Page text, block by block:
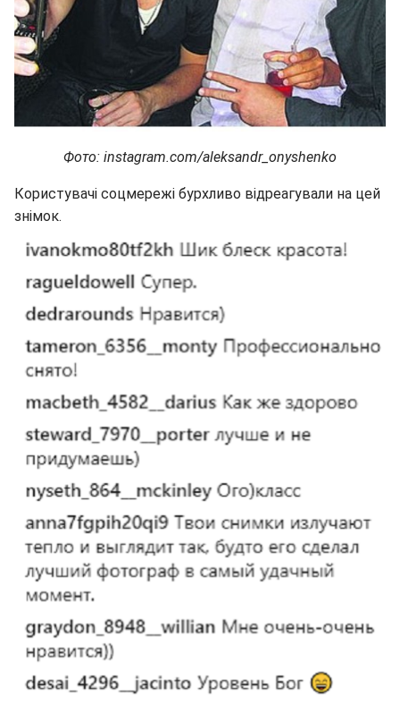
Фото: instagram.com/aleksandr_onyshenko
Користувачі соцмережі бурхливо відреагували на цей
знімок.